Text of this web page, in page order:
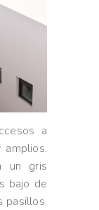
a
un gris
bajo de
pasillos.